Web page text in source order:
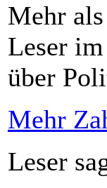
Mehr
Leser
über
Mehr
Leser